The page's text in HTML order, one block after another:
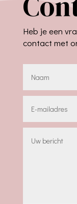
Heb je een
contact met